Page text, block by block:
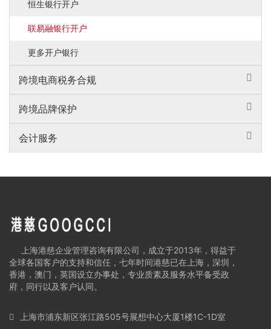
恒生银行开户
联易融银行开户
更多开户银行
跨境电商税务合规
跨境品牌保护
会计服务
上海港慈企业管理咨询有限公司，成立于2013年，得益于
全球各国客户的支持和信任，七年时间港慈已在上海，深圳，
香港，澳门，英国设立办事处，专业质素及服务水平备受政
府，同行以及客户认同。
上海市浦东新区张江路505号展想中心大厦1楼1C-1D室